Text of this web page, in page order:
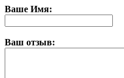
Ваше Имя:
Ваш отзыв: